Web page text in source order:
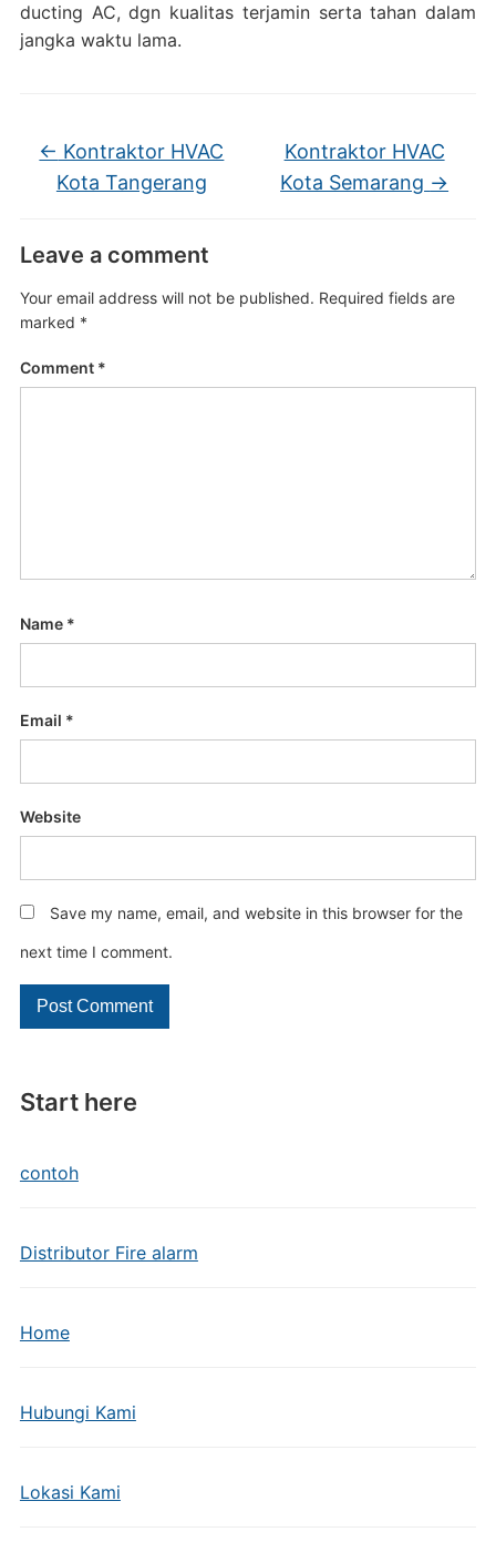
Start here
contoh
Distributor Fire alarm
Home
Hubungi Kami
Lokasi Kami
ducting AC, dgn kualitas terjamin serta tahan dalam
jangka waktu lama.
← Kontraktor HVAC
Kota Tangerang
Kontraktor HVAC
Kota Semarang →
Leave a comment
Your email address will not be published. Required fields are
marked *
Comment *
Name *
Email *
Website
Save my name, email, and website in this browser for the
next time I comment.